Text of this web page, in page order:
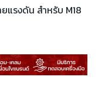
แรงดัน สำหรับ M18